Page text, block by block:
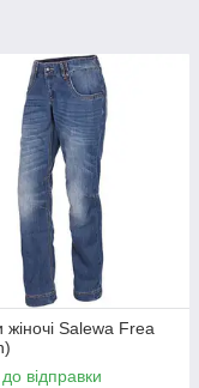
Salewa Frea
відправки